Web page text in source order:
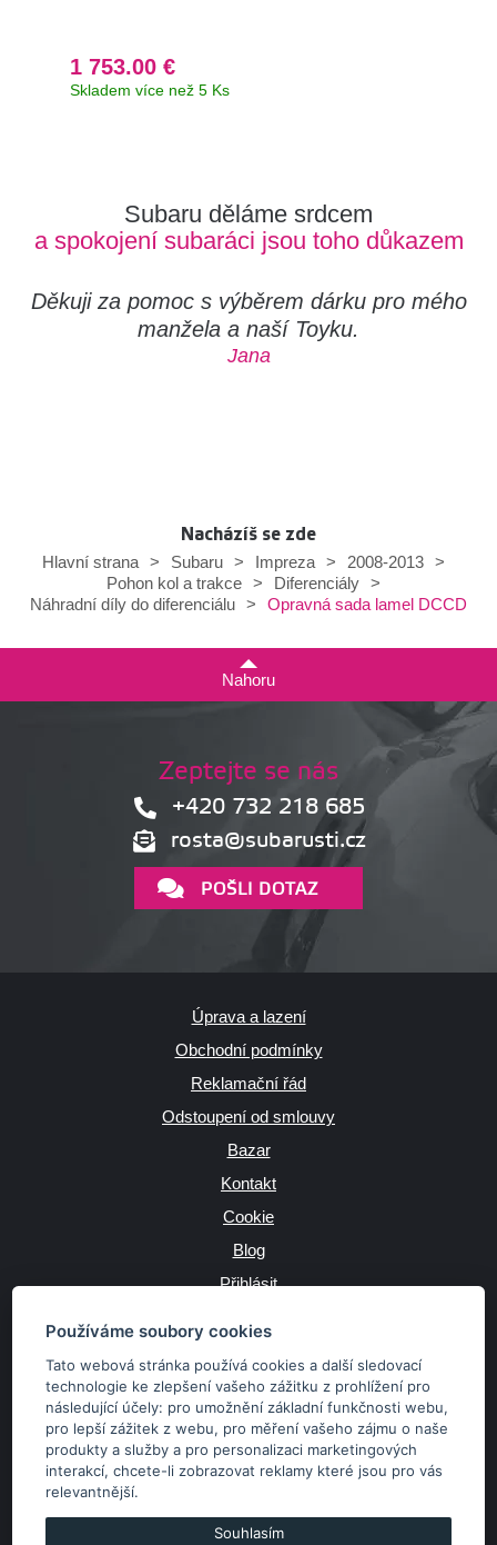
Používáme soubory cookies
Tato webová stránka používá cookies a další sledovací
technologie ke zlepšení vašeho zážitku z prohlížení pro
následující účely: pro umožnění základní funkčnosti webu,
pro lepší zážitek z webu, pro měření vašeho zájmu o naše
produkty a služby a pro personalizaci marketingových
interakcí,chcete-li zobrazovat reklamy které jsou pro vás
relevantnější.
Souhlasím
1 753.00 €
Skladem více než 5 Ks
Subaru děláme srdcem
a spokojení subaráci jsou toho důkazem
Děkuji za pomoc s výběrem dárku pro mého
manžela a naší Toyku.
Jana
Nacházíš se zde
Hlavní strana
> Subaru > Impreza > 2008-2013
>
Pohon kol a trakce
> Diferenciály
>
Náhradní díly do diferenciálu > Opravná sada lamel DCCD
Nahoru
Zeptejte se nás
+420 732 218 685
rosta@subarusti.cz
POŠLI DOTAZ
Úprava a lazení
Obchodní podmínky
Reklamační řád
Odstoupení od smlouvy
Bazar
Kontakt
Cookie
Blog
Přihlásit
JAZYK
Kč €